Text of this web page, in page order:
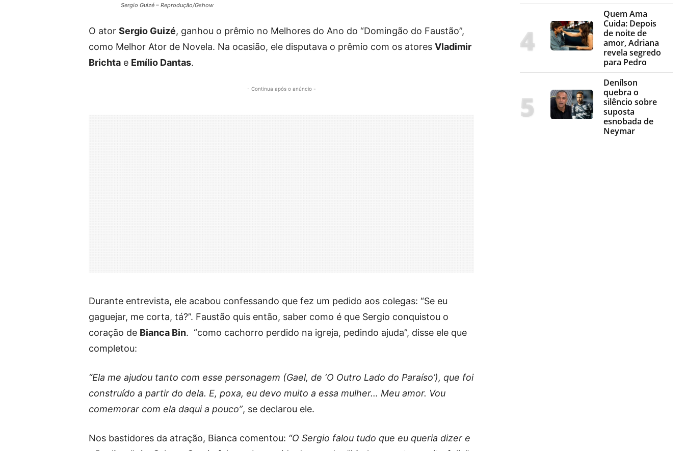
Sergio Guizé – Reprodução/Gshow
O ator Sergio Guizé, ganhou o prêmio no Melhores do Ano do “Domingão do Faustão”,
como Melhor Ator de Novela. Na ocasião, ele disputava o prêmio com os atores Vladimir
Brichta e Emílio Dantas.
- Continua após o anúncio -
Durante entrevista, ele acabou confessando que fez um pedido aos colegas: “Se eu
gaguejar, me corta, tá?”. Faustão quis então, saber como é que Sergio conquistou o
coração de Bianca Bin. “como cachorro perdido na igreja, pedindo ajuda”, disse ele que
completou:
“Ela me ajudou tanto com esse personagem (Gael, de ‘O Outro Lado do Paraíso’), que foi
construído a partir do dela. E, poxa, eu devo muito a essa mulher… Meu amor. Vou
comemorar com ela daqui a pouco”, se declarou ele.
Nos bastidores da atração, Bianca comentou: “O Sergio falou tudo que eu queria dizer e
Quem Ama
Cuida: Depois
de noite de
amor, Adriana
revela segredo
para Pedro
Denílson
quebra o
silêncio sobre
suposta
esnobada de
Neymar